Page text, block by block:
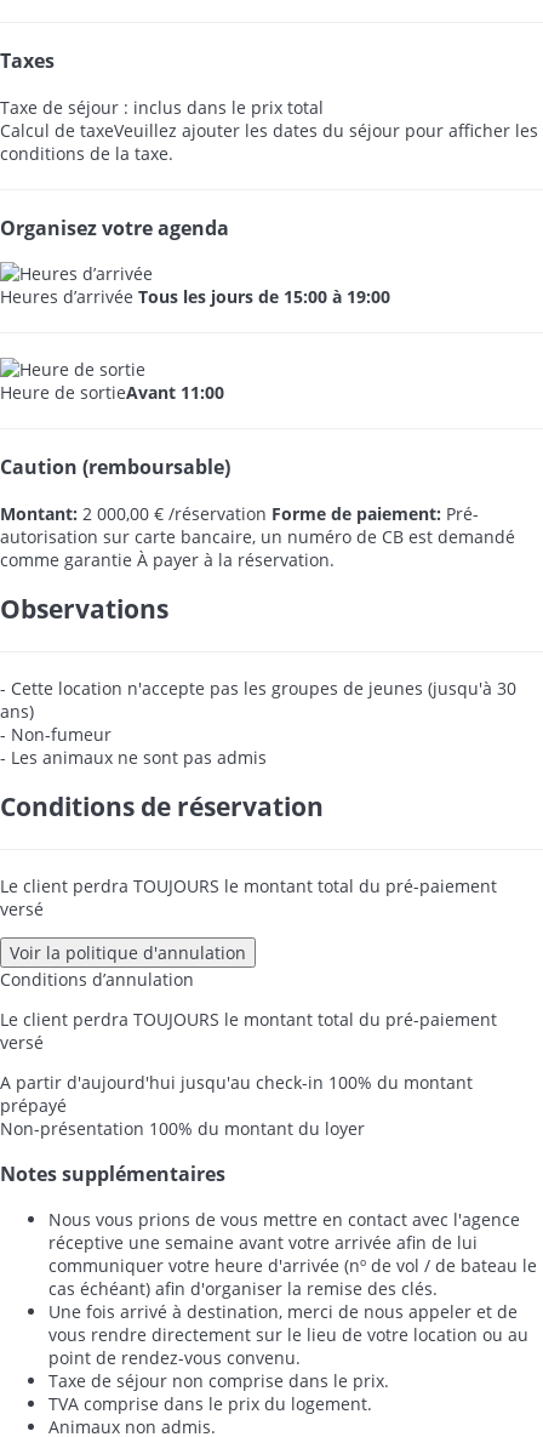
Taxes
Taxe de séjour : inclus dans le prix total
Calcul de taxeVeuillez ajouter les dates du séjour pour afficher les
conditions de la taxe.
Organisez votre agenda
Heures d’arrivée Tous les jours de 15:00 à 19:00
Heure de sortieAvant 11:00
Caution (remboursable)
Montant: 2 000,00 € /réservation Forme de paiement: Pré-
autorisation sur carte bancaire, un numéro de CB est demandé
comme garantie À payer à la réservation.
Observations
- Cette location n'accepte pas les groupes de jeunes (jusqu'à 30
ans)
- Non-fumeur
- Les animaux ne sont pas admis
Conditions de réservation
Le client perdra TOUJOURS le montant total du pré-paiement
versé
Voir la politique d'annulation
Conditions d’annulation
Le client perdra TOUJOURS le montant total du pré-paiement
versé
A partir d'aujourd'hui jusqu'au check-in 100% du montant
prépayé
Non-présentation 100% du montant du loyer
Notes supplémentaires
Nous vous prions de vous mettre en contact avec l'agence
réceptive une semaine avant votre arrivée afin de lui
communiquer votre heure d'arrivée (nº de vol / de bateau le
cas échéant) afin d'organiser la remise des clés.
Une fois arrivé à destination, merci de nous appeler et de
vous rendre directement sur le lieu de votre location ou au
point de rendez-vous convenu.
Taxe de séjour non comprise dans le prix.
TVA comprise dans le prix du logement.
Animaux non admis.